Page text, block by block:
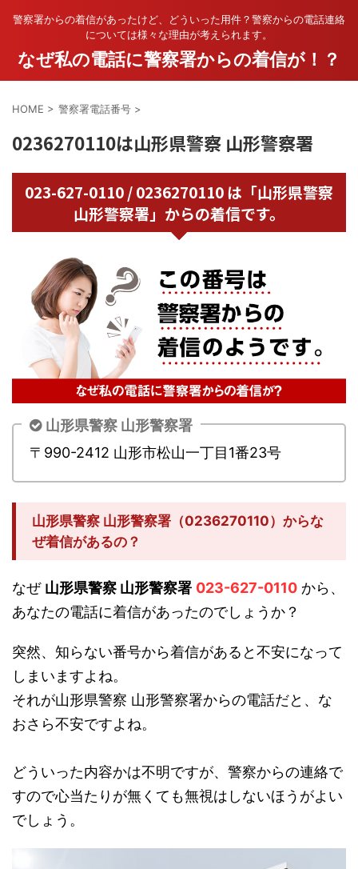
警察署からの着信があったけど、どういった用件？警察からの電話連絡
については様々な理由が考えられます。
なぜ私の電話に警察署からの着信が！？
HOME > 警察署電話番号 >
0236270110は山形県警察 山形警察署
023-627-0110 / 0236270110 は「山形県警察
山形警察署」からの着信です。
山形県警察 山形警察署
〒990-2412 山形市松山一丁目1番23号
山形県警察 山形警察署（0236270110）からな
ぜ着信があるの？
なぜ 山形県警察 山形警察署 023-627-0110 から、
あなたの電話に着信があったのでしょうか？
突然、知らない番号から着信があると不安になって
しまいますよね。
それが山形県警察 山形警察署からの電話だと、な
おさら不安ですよね。
どういった内容かは不明ですが、警察からの連絡で
すので心当たりが無くても無視はしないほうがよい
でしょう。